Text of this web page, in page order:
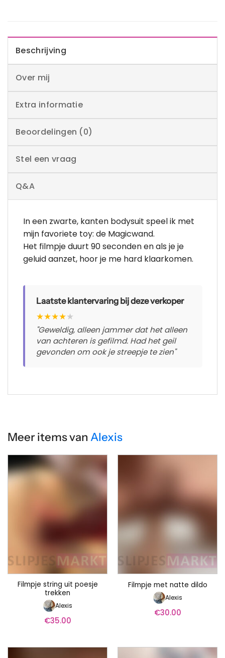
Beschrijving
Over mij
Extra informatie
Beoordelingen (0)
Stel een vraag
Q&A
In een zwarte, kanten bodysuit speel ik met
mijn favoriete toy: de Magicwand.
Het filmpje duurt 90 seconden en als je je
geluid aanzet, hoor je me hard klaarkomen.
Laatste klantervaring bij deze verkoper
★★★★★
"Geweldig, alleen jammer dat het alleen
van achteren is gefilmd. Had het geil
gevonden om ook je streepje te zien"
Meer items van Alexis
Filmpje string uit poesje
trekken
Alexis
€35.00
Filmpje met natte dildo
Alexis
€30.00